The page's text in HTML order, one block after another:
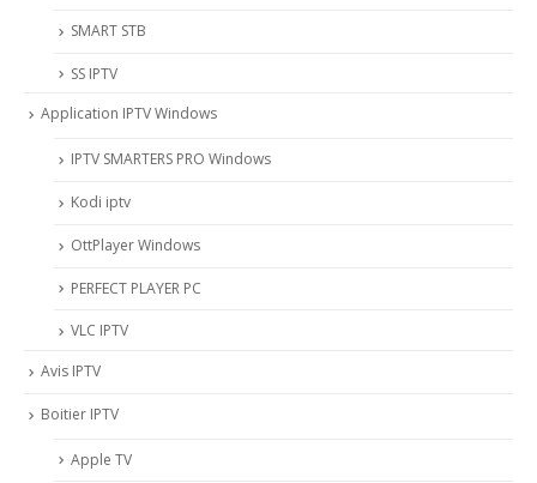
SMART STB
SS IPTV
Application IPTV Windows
IPTV SMARTERS PRO Windows
Kodi iptv
OttPlayer Windows
PERFECT PLAYER PC
VLC IPTV
Avis IPTV
Boitier IPTV
Apple TV